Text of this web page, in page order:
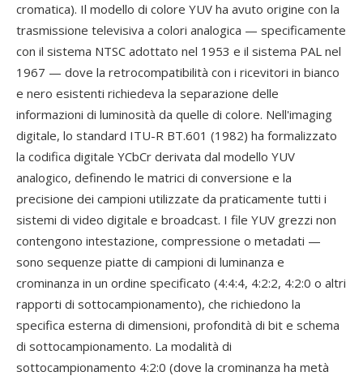
cromatica). Il modello di colore YUV ha avuto origine con la
trasmissione televisiva a colori analogica — specificamente
con il sistema NTSC adottato nel 1953 e il sistema PAL nel
1967 — dove la retrocompatibilità con i ricevitori in bianco
e nero esistenti richiedeva la separazione delle
informazioni di luminosità da quelle di colore. Nell'imaging
digitale, lo standard ITU-R BT.601 (1982) ha formalizzato
la codifica digitale YCbCr derivata dal modello YUV
analogico, definendo le matrici di conversione e la
precisione dei campioni utilizzate da praticamente tutti i
sistemi di video digitale e broadcast. I file YUV grezzi non
contengono intestazione, compressione o metadati —
sono sequenze piatte di campioni di luminanza e
crominanza in un ordine specificato (4:4:4, 4:2:2, 4:2:0 o altri
rapporti di sottocampionamento), che richiedono la
specifica esterna di dimensioni, profondità di bit e schema
di sottocampionamento. La modalità di
sottocampionamento 4:2:0 (dove la crominanza ha metà